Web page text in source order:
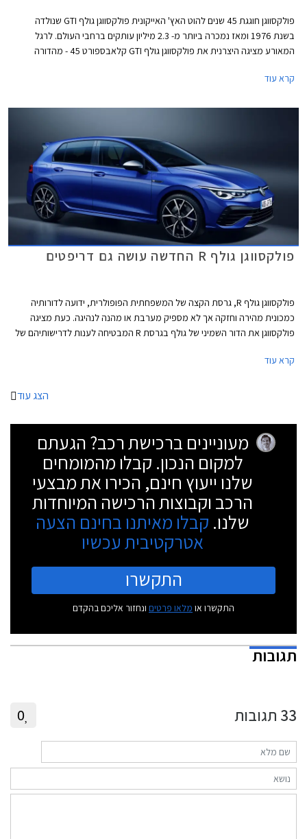
פולקסווגן חוגגת 45 שנים להוט האץ' האייקונית פולקסווגן גולף GTI שנולדה
בשנת 1976 ומאז נמכרה ביותר מ- 2.3 מיליון עותקים ברחבי העולם. לרגל
המאורע מציגה היצרנית את פולקסווגן גולף GTI קלאבספורט 45 - מהדורה
אדום, ספוילר אחורי מוגדל, מראות בצבע שחור מבריק, ומדבקות מעוצבות
קרא עוד
פולקסווגן גולף R החדשה עושה גם דריפטים
פולקסווגן גולף R, גרסת הקצה של המשפחתית הפופולרית, ידועה לדורותיה
כמכונית מהירה וחזקה אך לא מספיק מערבת או מהנה לנהיגה. כעת מציגה
פולקסווגן את הדור השמיני של גולף בגרסת R המבטיחה לענות לדרישותיהם של
קרא עוד
הצג עוד
מעוניינים ברכישת רכב? הגעתם
למקום הנכון. קבלו מהמומחים
שלנו ייעוץ חינם, הכירו את מבצעי
הרכב וקבוצות הרכישה המיוחדות
שלנו. קבלו מאיתנו בחינם הצעה
אטרקטיבית עכשיו
התקשרו
התקשרו או מלאו פרטים ונחזור אליכם בהקדם
תגובות
33 תגובות 0